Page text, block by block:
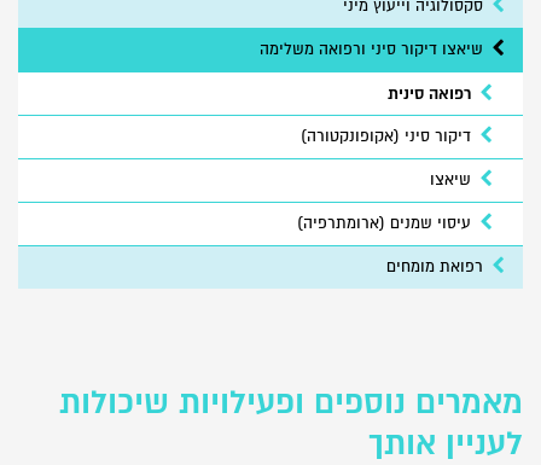
סקסולוגיה וייעוץ מיני
שיאצו דיקור סיני ורפואה משלימה
רפואה סינית
דיקור סיני (אקופונקטורה)
שיאצו
עיסוי שמנים (ארומתרפיה)
רפואת מומחים
מאמרים נוספים ופעילויות שיכולות
לעניין אותך